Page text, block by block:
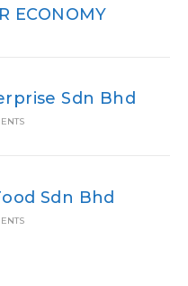
ECONOMY
Sdn Bhd
Sdn Bhd